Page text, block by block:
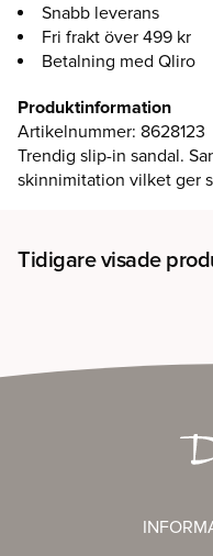
Snabb leverans
Fri frakt över 499 kr
Betalning med Qliro
Produktinformation
Artikelnummer: 8628123
Trendig slip-in sandal.
skinnimitation vilket ger
Tidigare visade